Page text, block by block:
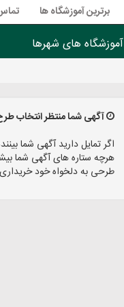
برترین آموزشگاه ها
آموزشگاه های شهرها
آگهی شما منتظر انتخاب
اگر تمایل دارید آگهی شما
هرچه ستاره های آگهی شما
طرحی به دلخواه خود خریداری